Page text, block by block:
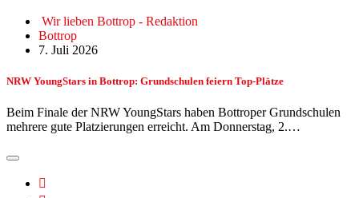
Wir lieben Bottrop - Redaktion
Bottrop
7. Juli 2026
NRW YoungStars in Bottrop: Grundschulen feiern Top-Plätze
Beim Finale der NRW YoungStars haben Bottroper Grundschulen
mehrere gute Platzierungen erreicht. Am Donnerstag, 2.…